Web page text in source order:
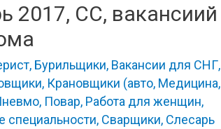
2017, СС, вакансиий
, Бурильщики, Вакансии для СНГ,
, Крановщики (авто, Медицина,
, Повар, Работа для женщин,
специальности, Сварщики, Слесарь